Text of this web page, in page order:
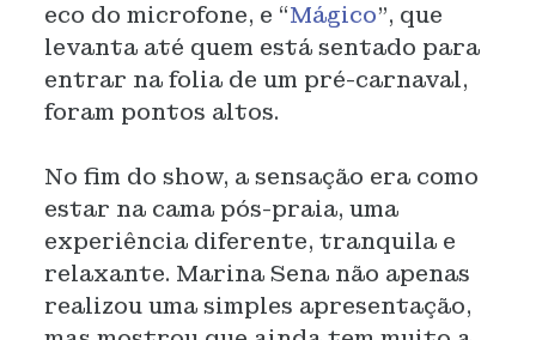
eco do microfone, e “Mágico”, que
levanta até quem está sentado para
entrar na folia de um pré-carnaval,
foram pontos altos.
No fim do show, a sensação era como
estar na cama pós-praia, uma
experiência diferente, tranquila e
relaxante. Marina Sena não apenas
realizou uma simples apresentação,